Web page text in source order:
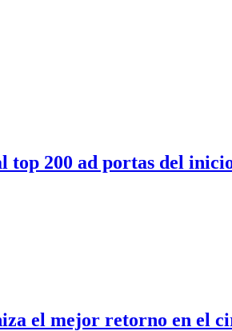
top 200 ad portas del
el mejor retorno en el